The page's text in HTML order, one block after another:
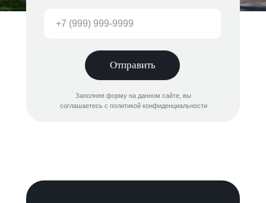
Отправить
Заполняя форму на данном сайте, вы
соглашаетесь с политикой конфиденциальности